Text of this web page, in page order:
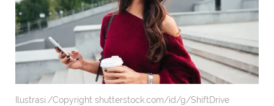
Ilustrasi./Copyright shutterstock.com/id/g/ShiftDrive